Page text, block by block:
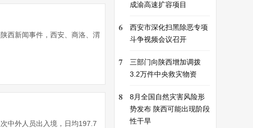
西新闻事件，西安、商洛、渭
中外人员出入境，日均197.7
成渝高速扩容项目
6
西安市深化扫黑除恶专项
斗争视频会议召开
7
三部门向陕西增加调拨
3.2万件中央救灾物资
8
8月全国自然灾害风险形
势发布 陕西可能出现阶段
性干旱